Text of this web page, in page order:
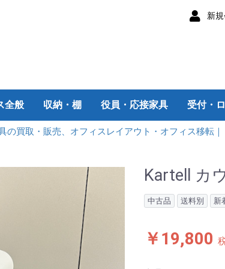
新
キャスター付
キャスターなし
カウンターテーブル
大型会議テーブル
折りたたみテーブル
ラウンドテーブル
スクエアテーブル
全般
ェア エグゼクティブチェア
肘なしデスクチェア
肘付デスクチェア
チェア用パーツ
ク 片袖机 旧JIS
片袖机 W1400
片袖机 W1200
片袖机 W1100
片袖机 W1000
ク 両袖机 旧JIS
両袖机 W1600
両袖机 W1400
平机 W800
平机 旧JIS
平机W1800
平机W1600
平机W1500
平机W1400
平机W1200
平机W1100
平机W1000
デスク L型机
平机
片袖机
両袖机
机
ク L型机 W2200
L型机 W1800
L型机 W1600
L型机 W1200
脇机 脇机
インサイドワゴン
ション
ボード 脚付きタイプ
壁掛けタイプ
家電
収納・棚
ロッカー/靴箱 衣類ロッカー
備品ロッカー
靴 箱
書庫/キャビネット マップケース
オープン書庫
レターケース
ユニット書庫
ラテラルキャ
引違い書庫
両開き書庫
ファイルキャ
スチールラッ
役員・応接家具
応接用家具
応接会議机・椅子
応接セット
エグゼクティブ家具
受付・
小型・
カウン
ロビー
買取・販売、オフィスレイアウト・オフィス移転｜
Kartell カ
中古品 送料別 新
￥19,800